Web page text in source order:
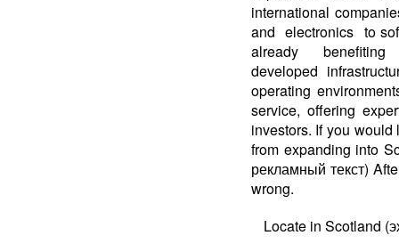
international
and electronics to
already benefiting
developed
operating
service, offering
investors. If you
from expanding into
рекламный текст)
wrong.
Locate in Scotland